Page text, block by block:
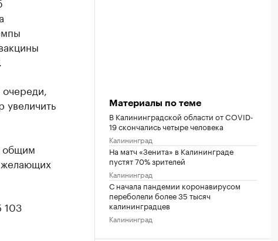
общим
желающих
103
Материалы по теме
В Калининградской области от COVID-
19 скончались четыре человека
Калининград
На матч «Зенита» в Калининграде
пустят 70% зрителей
Калининград
С начала пандемии коронавирусом
переболели более 35 тысяч
калининградцев
Калининград